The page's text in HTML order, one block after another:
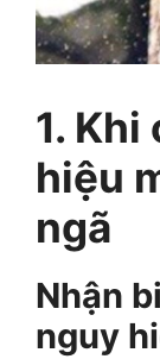
1. Khi
hiệu
ngã
Nhận
nguy